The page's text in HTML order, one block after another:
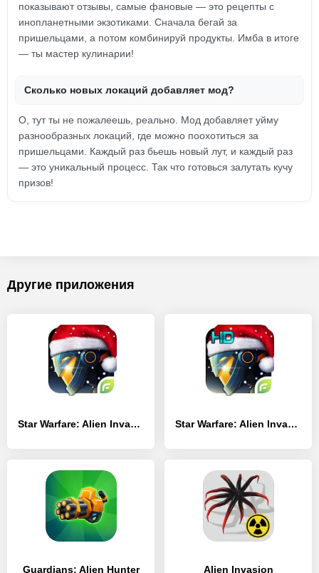
показывают отзывы, самые фановые — это рецепты с
инопланетными экзотиками. Сначала бегай за
пришельцами, а потом комбинируй продукты. Имба в итоге
— ты мастер кулинарии!
Сколько новых локаций добавляет мод?
О, тут ты не пожалеешь, реально. Мод добавляет уйму
разнообразных локаций, где можно поохотиться за
пришельцами. Каждый раз бьешь новый лут, и каждый раз
— это уникальный процесс. Так что готовься залутать кучу
призов!
Другие приложения
Star Warfare: Alien Invasion Star Warfare: Alien Invasion HD
Guardians: Alien Hunter Alien Invasion